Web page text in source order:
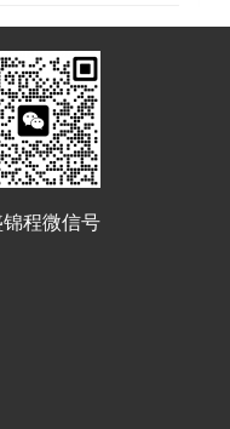
程微信号